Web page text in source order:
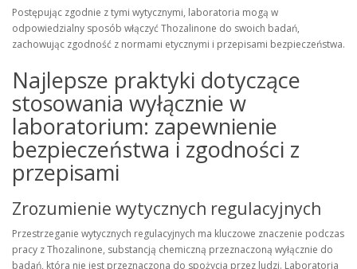
Postępując zgodnie z tymi wytycznymi, laboratoria mogą w
odpowiedzialny sposób włączyć Thozalinone do swoich badań,
zachowując zgodność z normami etycznymi i przepisami bezpieczeństwa.
Najlepsze praktyki dotyczące
stosowania wyłącznie w
laboratorium: zapewnienie
bezpieczeństwa i zgodności z
przepisami
Zrozumienie wytycznych regulacyjnych
Przestrzeganie wytycznych regulacyjnych ma kluczowe znaczenie podczas
pracy z Thozalinone, substancją chemiczną przeznaczoną wyłącznie do
badań, która nie jest przeznaczona do spożycia przez ludzi. Laboratoria